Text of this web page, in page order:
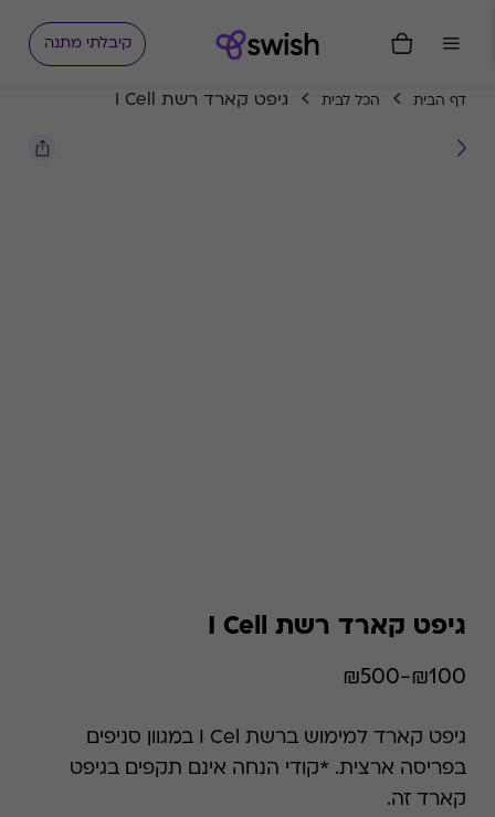
קיבלתי מתנה
דף הבית הכל לבית גיפט קארד רשת I Cell
גיפט קארד רשת I Cell
₪100-₪500
גיפט קארד למימוש ברשת I Cel במגוון סניפים
בפריסה ארצית. *קודי הנחה אינם תקפים בגיפט
קארד זה.